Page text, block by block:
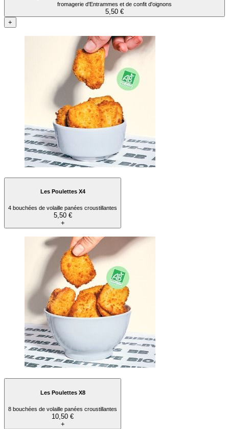
fromagerie d'Entrammes et de confit d'oignons
5,50 €
+
Les Poulettes X4
4 bouchées de volaille panées croustillantes
5,50 €
+
Les Poulettes X8
8 bouchées de volaille panées croustillantes
10,50 €
+